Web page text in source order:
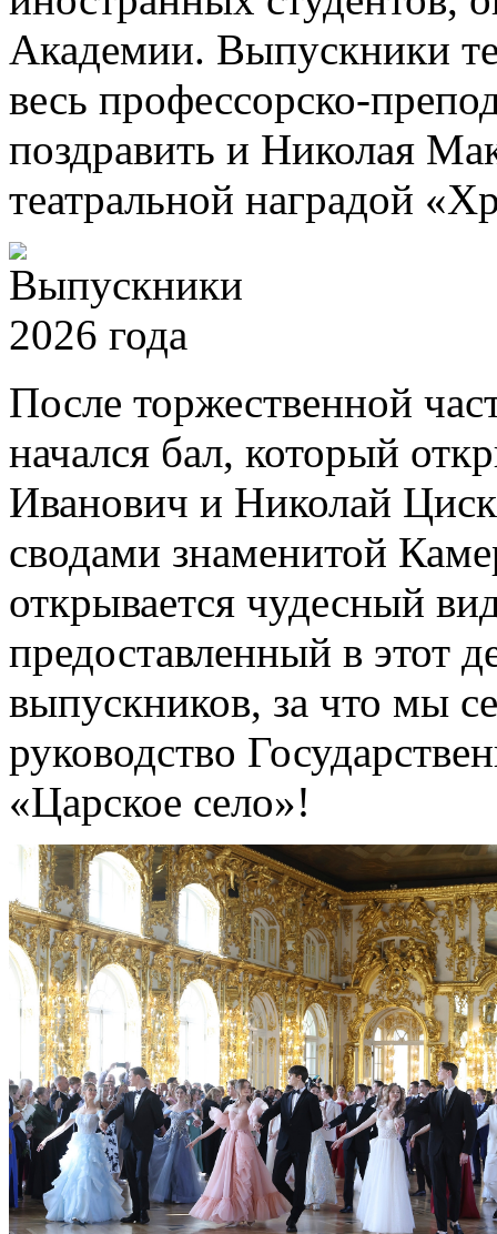
Академии. Выпускники
весь профессорско-
поздравить и Николая
театральной наградой
После торжественной
начался бал, который
Иванович и Николай
сводами знаменитой
открывается чудесный
предоставленный в этот
выпускников, за что мы
руководство
«Царское село»!